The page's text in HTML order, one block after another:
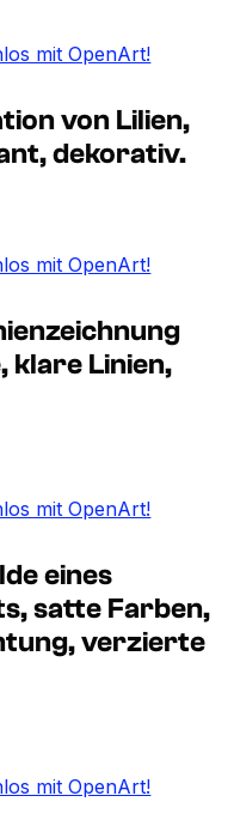
mit OpenArt!
von Lilien,
dekorativ.
mit OpenArt!
klare Linien,
mit OpenArt!
eines
satte Farben,
verzierte
mit OpenArt!